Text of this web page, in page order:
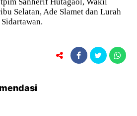
Selatan, Ade Slamet dan Lurah